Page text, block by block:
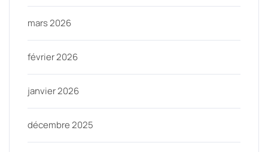
mars 2026
février 2026
janvier 2026
décembre 2025